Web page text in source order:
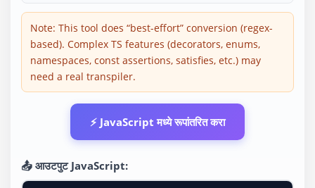
Note: This tool does “best-effort” conversion (regex-
based). Complex TS features (decorators, enums,
namespaces, const assertions, satisfies, etc.) may
need a real transpiler.
⚡ JavaScript मध्ये रूपांतरित करा
📤 आउटपुट JavaScript: